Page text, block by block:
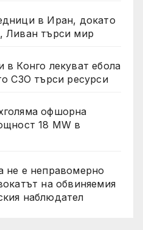
в Иран, докато
Ливан търси мир
в Конго лекуват ебола
СЗО търси ресурси
офшорна
18 MW в
не е неправомерно
на обвиняемия
наблюдател